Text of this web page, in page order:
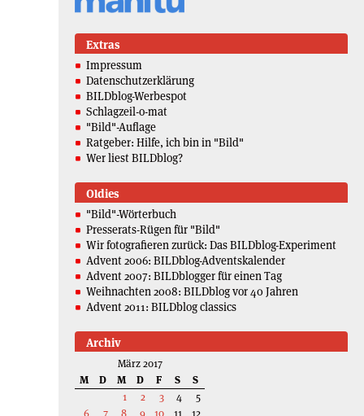
Extras
Impressum
Datenschutzerklärung
BILDblog-Werbespot
Schlagzeil-o-mat
"Bild"-Auflage
Ratgeber: Hilfe, ich bin in "Bild"
Wer liest BILDblog?
Oldies
"Bild"-Wörterbuch
Presserats-Rügen für "Bild"
Wir fotografieren zurück: Das BILDblog-Experiment
Advent 2006: BILDblog-Adventskalender
Advent 2007: BILDblogger für einen Tag
Weihnachten 2008: BILDblog vor 40 Jahren
Advent 2011: BILDblog classics
Archiv
März 2017
M
D M D F S
S
1
2 3 4
5
6
7 8 9 10 11 12